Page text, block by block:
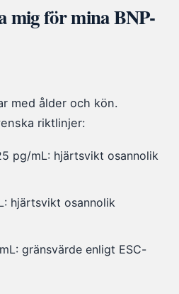
mig för mina BNP-
med ålder och kön.
riktlinjer:
pg/mL: hjärtsvikt osannolik
hjärtsvikt osannolik
gränsvärde enligt ESC-